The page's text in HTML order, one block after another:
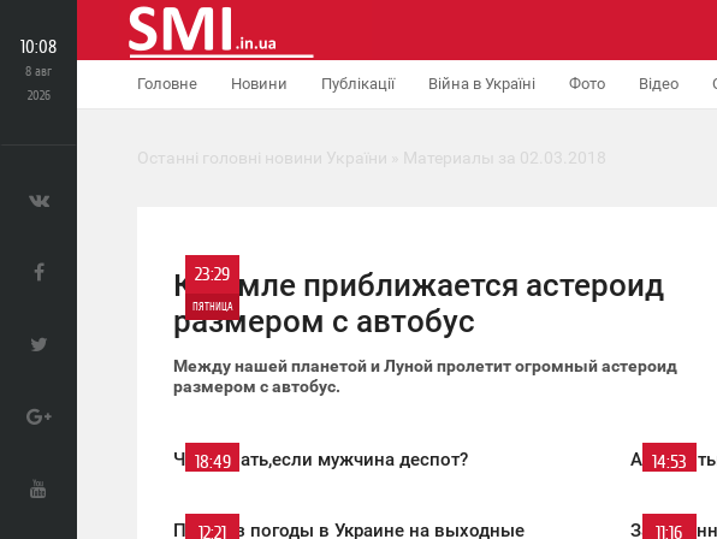
Головне Новини Публікації Війна в Україні Фото Відео
10:08
8 авг
2026
Останні головні новини України » Материалы за 02.03.2018
23:29
ПЯТНИЦА
К Земле приближается астероид
размером с автобус
Между нашей планетой и Луной пролетит огромный астероид
размером с автобус.
18:49
Что делать,если мужчина деспот? 14:53
12:21
Прогноз погоды в Украине на выходные 11:16